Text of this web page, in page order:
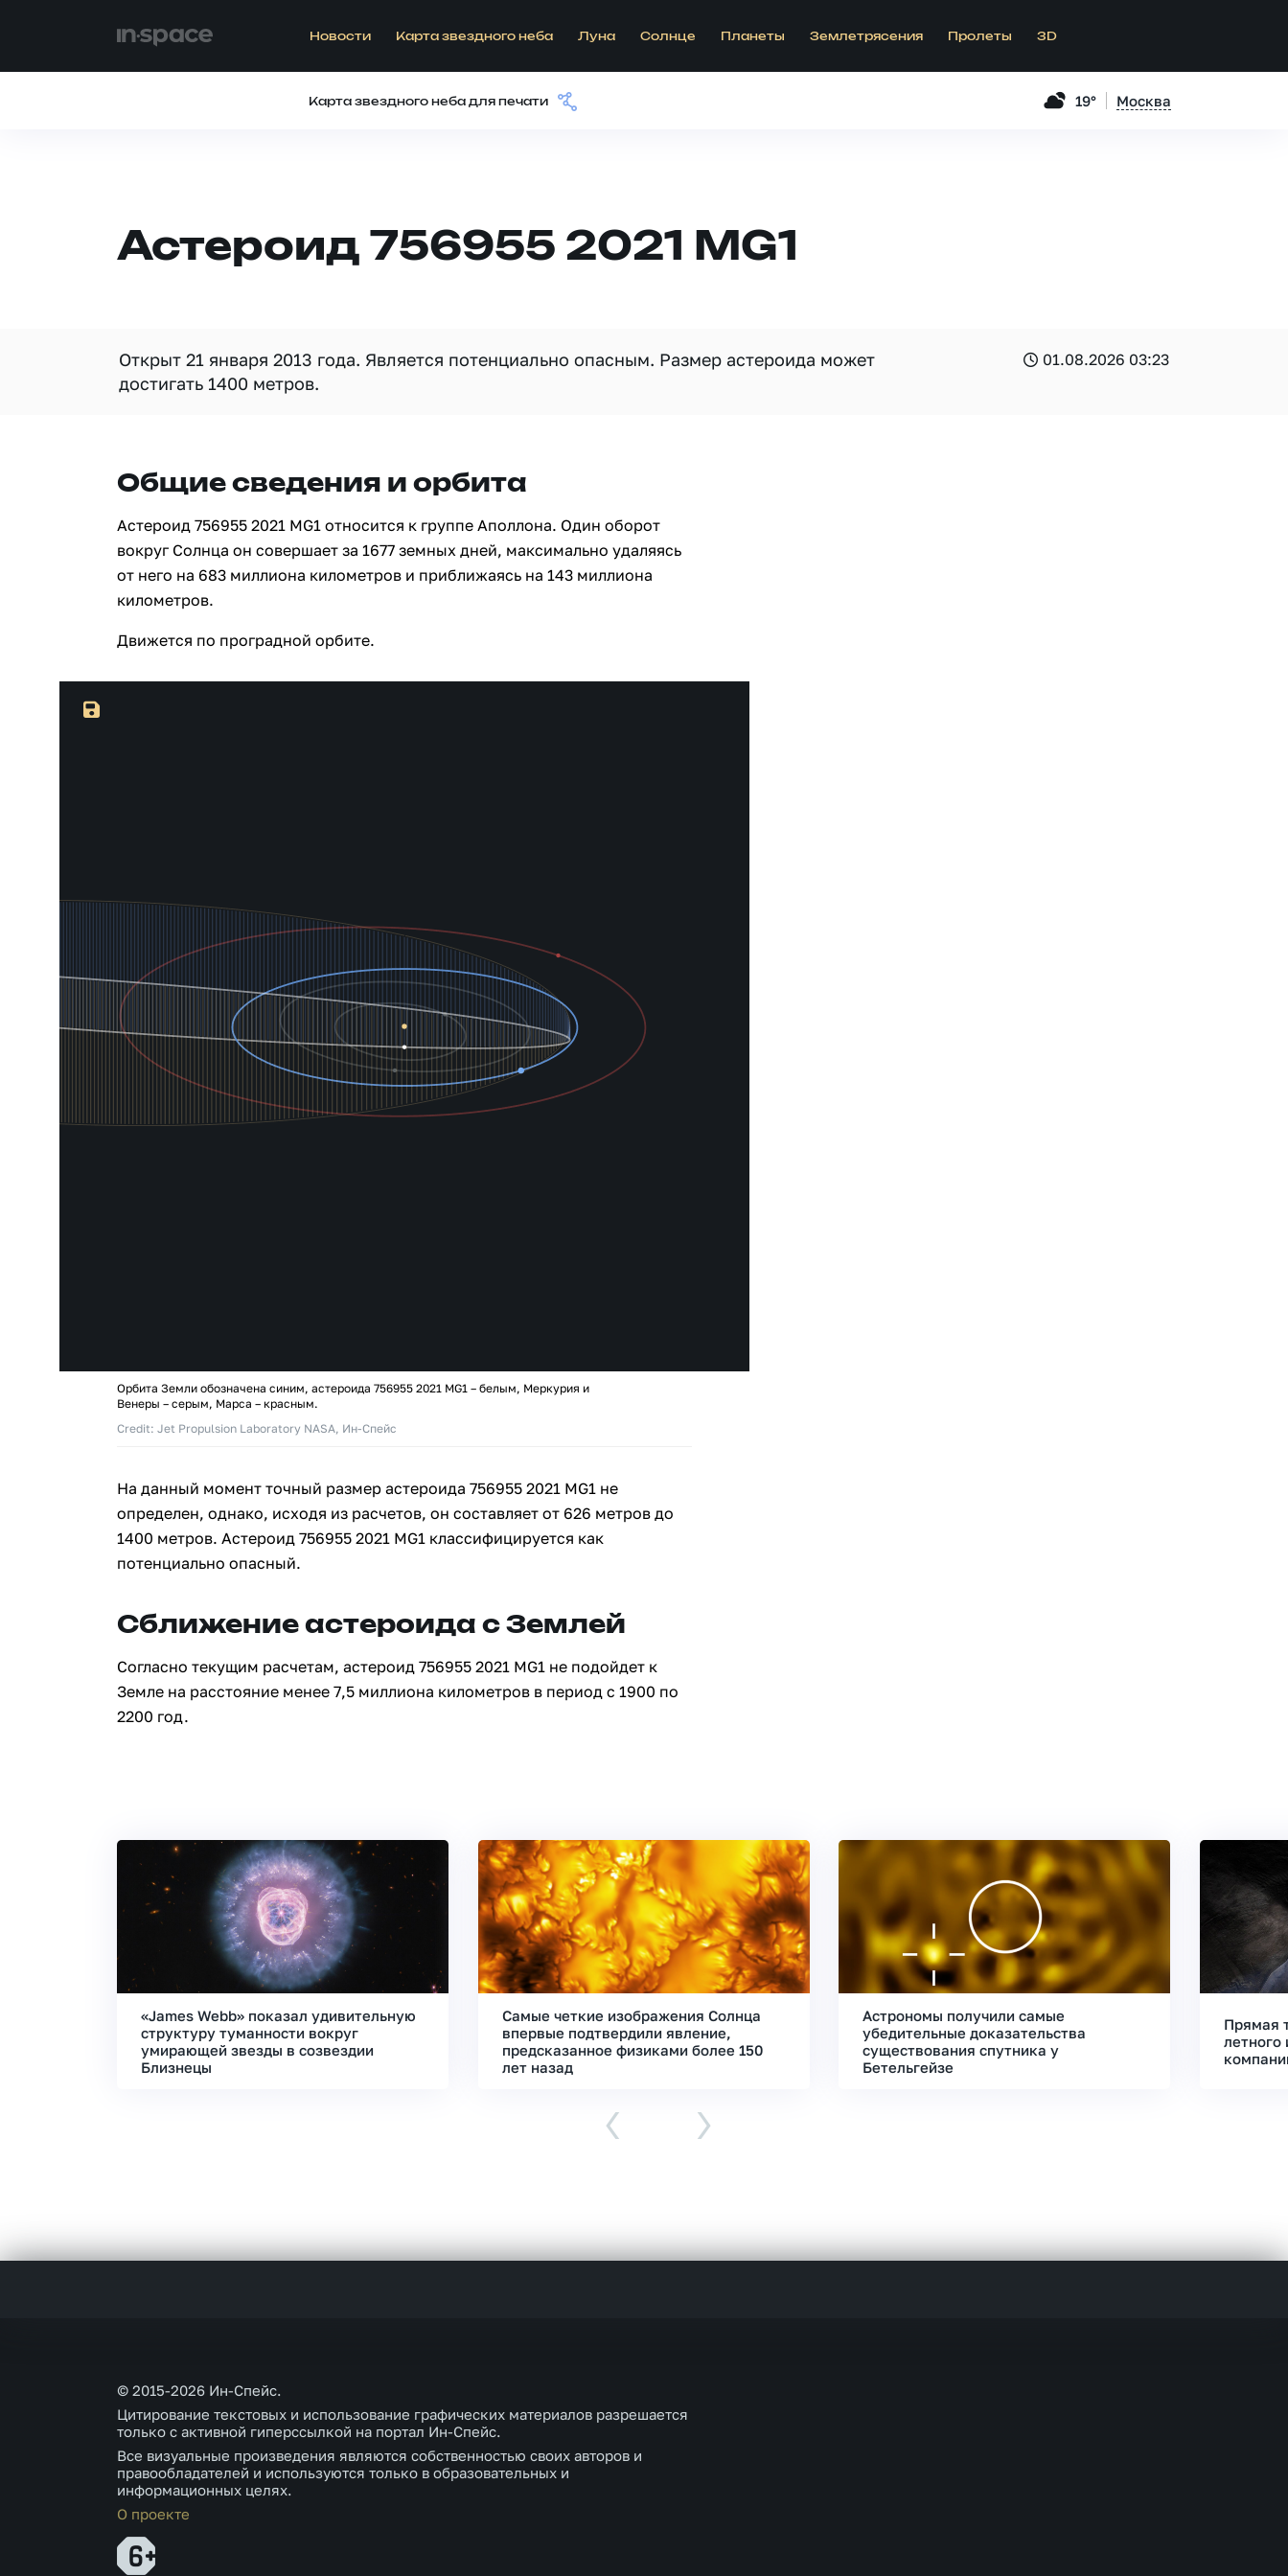
Новости Карта звездного неба Луна Солнце Планеты Землетрясения Пролеты 3D
Карта звездного неба для печати 19° Москва
Астероид 756955 2021 MG1
Открыт 21 января 2013 года. Является потенциально опасным. Размер астероида может
достигать 1400 метров.
01.08.2026 03:23
Общие сведения и орбита
Астероид 756955 2021 MG1 относится к группе Аполлона. Один оборот
вокруг Солнца он совершает за 1677 земных дней, максимально удаляясь
от него на 683 миллиона километров и приближаясь на 143 миллиона
километров.
Движется по проградной орбите.
Орбита Земли обозначена синим, астероида 756955 2021 MG1 – белым, Меркурия и
Венеры – серым, Марса – красным.
Credit: Jet Propulsion Laboratory NASA, Ин-Спейс
На данный момент точный размер астероида 756955 2021 MG1 не
определен, однако, исходя из расчетов, он составляет от 626 метров до
1400 метров. Астероид 756955 2021 MG1 классифицируется как
потенциально опасный.
Сближение астероида с Землей
Согласно текущим расчетам, астероид 756955 2021 MG1 не подойдет к
Земле на расстояние менее 7,5 миллиона километров в период с 1900 по
2200 год.
«James Webb» показал удивительную
структуру туманности вокруг
умирающей звезды в созвездии
Близнецы
Самые четкие изображения Солнца
впервые подтвердили явление,
предсказанное физиками более 150
лет назад
Астрономы получили самые
убедительные доказательства
существования спутника у
Бетельгейзе
Прямая
летного
‹ ›
© 2015-2026 Ин-Спейс.
Цитирование текстовых и использование графических материалов разрешается
только с активной гиперссылкой на портал Ин-Спейс.
Все визуальные произведения являются собственностью своих авторов и
правообладателей и используются только в образовательных и
информационных целях.
О проекте